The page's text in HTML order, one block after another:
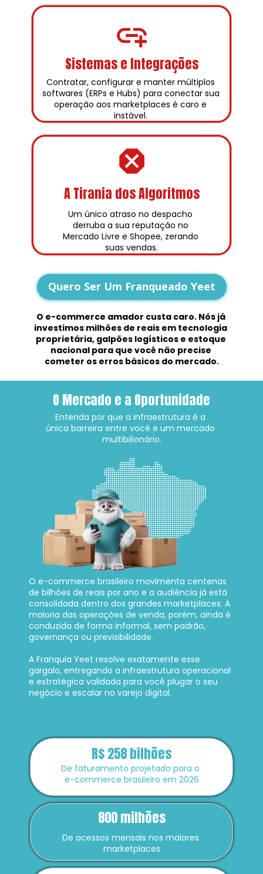
Sistemas e Integrações
A Tirania dos Algoritmos
Contratar, configurar e manter múltiplos
softwares (ERPs e Hubs) para conectar sua
operação aos marketplaces é caro e
instável.
Um único atraso no despacho
derruba a sua reputação no
Mercado Livre e Shopee, zerando
suas vendas.
O e-commerce amador custa caro. Nós já
investimos milhões de reais em tecnologia
proprietária, galpões logísticos e estoque
nacional para que você não precise
cometer os erros básicos do mercado.
Quero Ser Um Franqueado Yeet
O Mercado e a Oportunidade
Entenda por que a infraestrutura é a
única barreira entre você e um mercado
multibilionário.
O e-commerce brasileiro movimenta centenas
de bilhões de reais por ano e a audiência já está
consolidada dentro dos grandes marketplaces. A
maioria das operações de venda, porém, ainda é
conduzida de forma informal, sem padrão,
governança ou previsibilidade.
A Franquia Yeet resolve exatamente esse
gargalo, entregando a infraestrutura operacional
e estratégica validada para você plugar o seu
negócio e escalar no varejo digital.
R$ 258 bilhões
800 milhões
De faturamento projetado para o
e-commerce brasileiro em 2026
De acessos mensais nos maiores
marketplaces